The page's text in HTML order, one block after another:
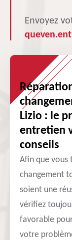
Envoyez
Lizio : le
entretien
conseils
Afin que vous
changement
soient une
vérifiez
favorable
votre